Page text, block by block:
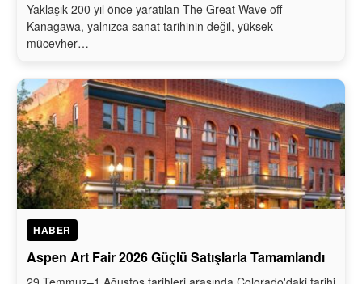
Yaklaşık 200 yıl önce yaratılan The Great Wave off
Kanagawa, yalnızca sanat tarihinin değil, yüksek
mücevher…
HABER
Aspen Art Fair 2026 Güçlü Satışlarla Tamamlandı